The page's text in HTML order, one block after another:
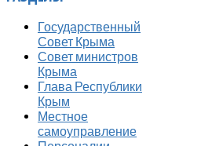
Государственный
Совет Крыма
Совет министров
Крыма
Глава Республики
Крым
Местное
самоуправление